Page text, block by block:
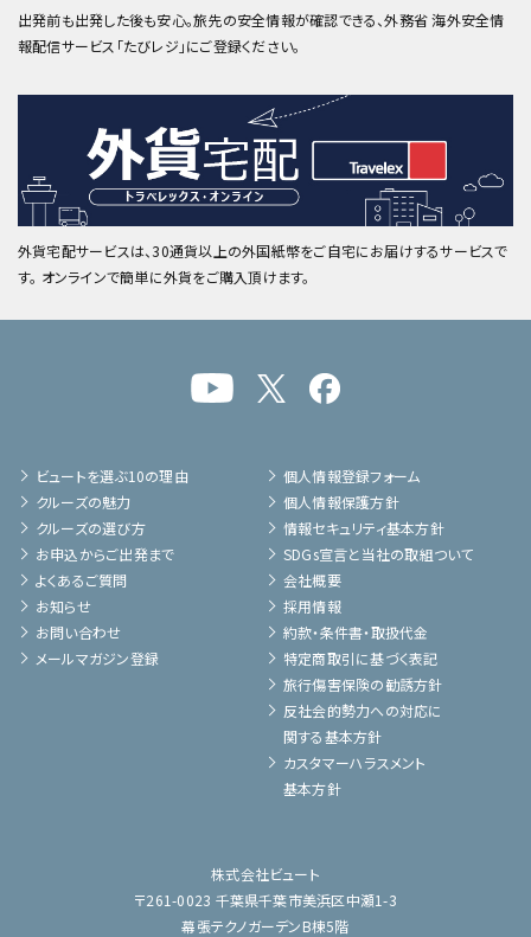
出発前も出発した後も安心。旅先の安全情報が確認できる、外務省 海外安全情
報配信サービス「たびレジ」にご登録ください。
外貨宅配サービスは、30通貨以上の外国紙幣をご自宅にお届けするサービスで
す。 オンラインで簡単に外貨をご購入頂けます。
ビュートを選ぶ10の理由
クルーズの魅力
クルーズの選び方
お申込からご出発まで
よくあるご質問
お知らせ
お問い合わせ
メールマガジン登録
個人情報登録フォーム
個人情報保護方針
情報セキュリティ基本方針
SDGs宣言と当社の取組ついて
会社概要
採用情報
約款・条件書・取扱代金
特定商取引に基づく表記
旅行傷害保険の勧誘方針
反社会的勢力への対応に
関する基本方針
カスタマーハラスメント
基本方針
株式会社ビュート
〒261-0023 千葉県千葉市美浜区中瀬1-3
幕張テクノガーデンB棟5階